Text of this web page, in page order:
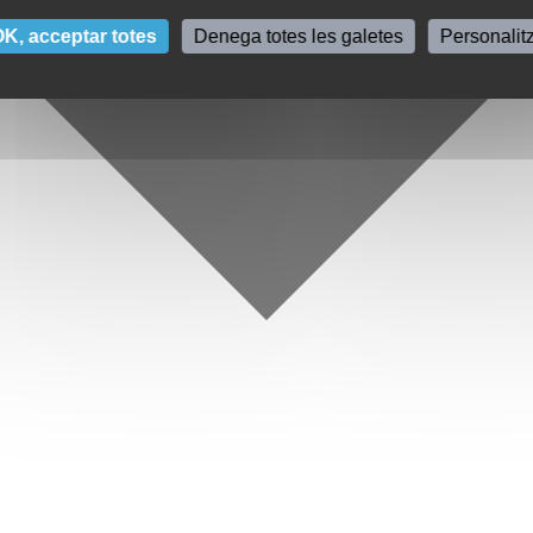
acceptar totes Denega totes les galetes